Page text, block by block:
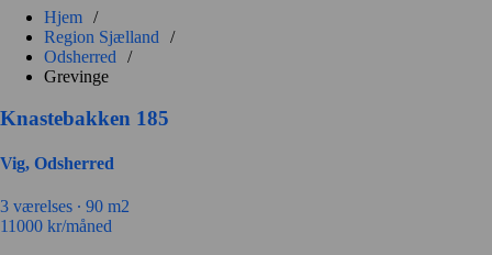
Hjem /
Region Sjælland
/
Odsherred
/
Grevinge
Knastebakken 185
Vig, Odsherred
3 værelses ∙ 90 m2
11000 kr/måned